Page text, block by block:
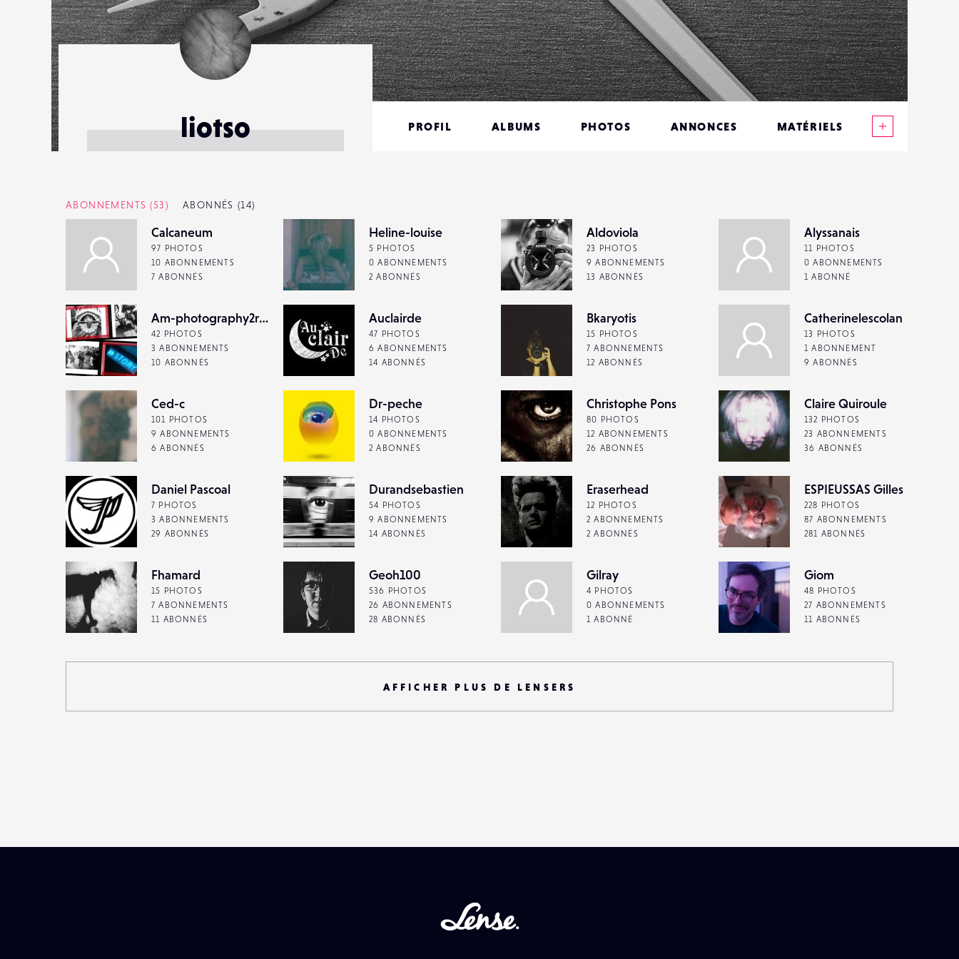
liotso PROFIL ALBUMS PHOTOS ANNONCES MATÉRIELS
FAVORIS
ABONNEMENTS (53) ABONNÉS (14)
Calcaneum
97 PHOTOS
10 ABONNEMENTS
7 ABONNÉS
Heline-louise
5 PHOTOS
0 ABONNEMENTS
2 ABONNÉS
Aldoviola
23 PHOTOS
9 ABONNEMENTS
13 ABONNÉS
Alyssanais
11 PHOTOS
0 ABONNEMENTS
1 ABONNÉ
Am-photography2rue
42 PHOTOS
3 ABONNEMENTS
10 ABONNÉS
Auclairde
47 PHOTOS
6 ABONNEMENTS
14 ABONNÉS
Bkaryotis
15 PHOTOS
7 ABONNEMENTS
12 ABONNÉS
Catherinelescolan
13 PHOTOS
1 ABONNEMENT
9 ABONNÉS
Ced-c
101 PHOTOS
9 ABONNEMENTS
6 ABONNÉS
Dr-peche
14 PHOTOS
0 ABONNEMENTS
2 ABONNÉS
Christophe Pons
80 PHOTOS
12 ABONNEMENTS
26 ABONNÉS
Claire Quiroule
132 PHOTOS
23 ABONNEMENTS
36 ABONNÉS
Daniel Pascoal
7 PHOTOS
3 ABONNEMENTS
29 ABONNÉS
Durandsebastien
54 PHOTOS
9 ABONNEMENTS
14 ABONNÉS
Eraserhead
12 PHOTOS
2 ABONNEMENTS
2 ABONNÉS
ESPIEUSSAS Gilles
228 PHOTOS
87 ABONNEMENTS
281 ABONNÉS
Fhamard
15 PHOTOS
7 ABONNEMENTS
11 ABONNÉS
Geoh100
536 PHOTOS
26 ABONNEMENTS
28 ABONNÉS
Gilray
4 PHOTOS
0 ABONNEMENTS
1 ABONNÉ
Giom
48 PHOTOS
27 ABONNEMENTS
11 ABONNÉS
AFFICHER PLUS DE LENSERS